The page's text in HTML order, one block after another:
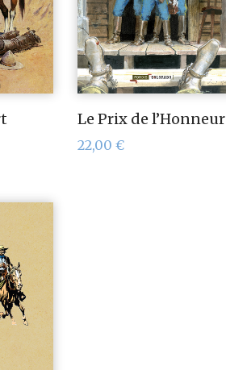
Le Prix de l’Honneur
22,00 €